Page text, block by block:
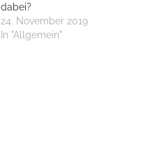
dabei?
24. November 2019
In "Allgemein"